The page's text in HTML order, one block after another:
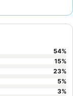
da receção e
um quarto com
54%
15%
23%
5%
3%